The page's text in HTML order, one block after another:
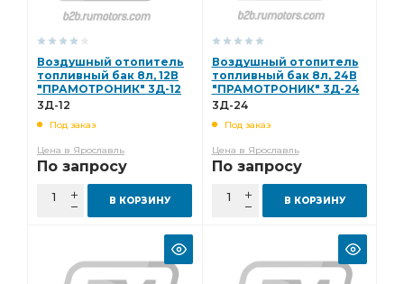
Воздушный отопитель
топливный бак 8л, 12В
"ПРАМОТРОНИК" 3Д-12
3Д-12
Под заказ
Цена в Ярославль
По запросу
В КОРЗИНУ
Воздушный отопитель
топливный бак 8л, 24В
"ПРАМОТРОНИК" 3Д-24
3Д-24
Под заказ
Цена в Ярославль
По запросу
В КОРЗИНУ